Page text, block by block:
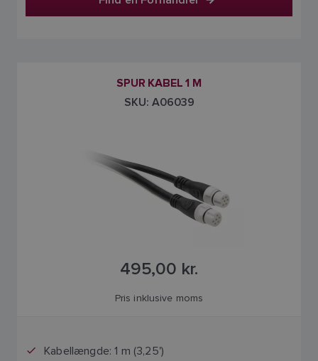
SPUR KABEL 1 M
SKU: A06039
495,00 kr.
Pris inklusive moms
Kabellængde: 1 m (3,25')